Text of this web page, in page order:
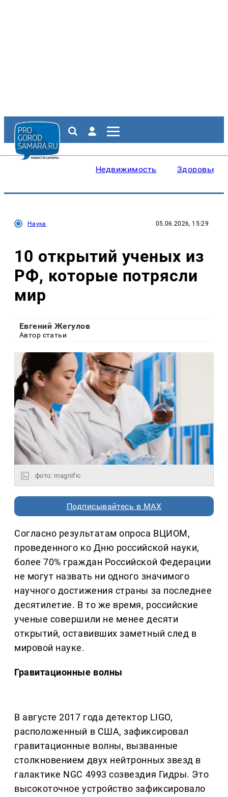
Недвижимость Здоровье
Наука 05.06.2026, 15:29
10 открытий ученых из
РФ, которые потрясли
мир
Евгений Жегулов
Автор статьи
фото: magnific
Подписывайтесь в MAX
Согласно результатам опроса ВЦИОМ,
проведенного ко Дню российской науки,
более 70% граждан Российской Федерации
не могут назвать ни одного значимого
научного достижения страны за последнее
десятилетие. В то же время, российские
ученые совершили не менее десяти
открытий, оставивших заметный след в
мировой науке.
Гравитационные волны
В августе 2017 года детектор LIGO,
расположенный в США, зафиксировал
гравитационные волны, вызванные
столкновением двух нейтронных звезд в
галактике NGC 4993 созвездия Гидры. Это
высокоточное устройство зафиксировало